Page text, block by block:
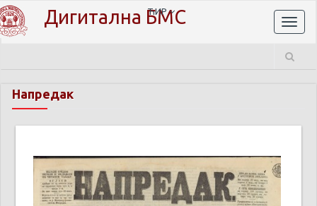
Дигитална БМС
ЋИР
Напредак